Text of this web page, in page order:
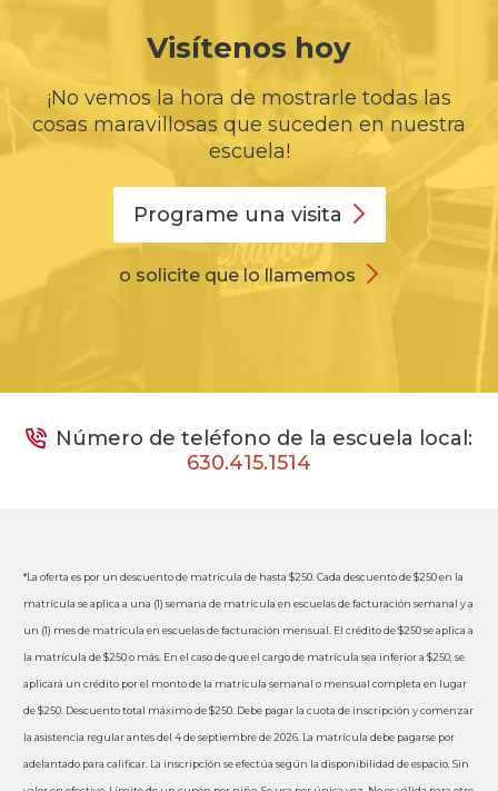
Visítenos hoy
¡No vemos la hora de mostrarle todas las
cosas maravillosas que suceden en nuestra
escuela!
Programe una visita
o solicite que lo llamemos
Número de teléfono de la escuela local:
630.415.1514
*La oferta es por un descuento de matrícula de hasta $250. Cada descuento de $250 en la
matrícula se aplica a una (1) semana de matrícula en escuelas de facturación semanal y a
un (1) mes de matrícula en escuelas de facturación mensual. El crédito de $250 se aplica a
la matrícula de $250 o más. En el caso de que el cargo de matrícula sea inferior a $250, se
aplicará un crédito por el monto de la matrícula semanal o mensual completa en lugar
de $250. Descuento total máximo de $250. Debe pagar la cuota de inscripción y comenzar
la asistencia regular antes del 4 de septiembre de 2026. La matrícula debe pagarse por
adelantado para calificar. La inscripción se efectúa según la disponibilidad de espacio. Sin